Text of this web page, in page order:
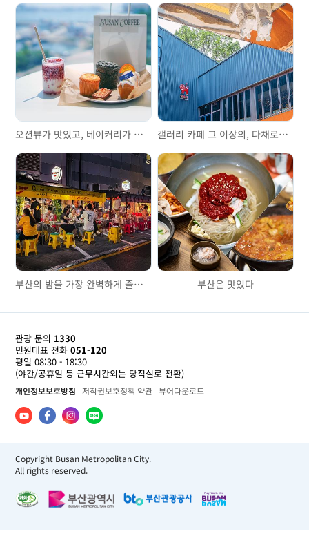
오션뷰가 맛있고, 베이커리가 친절해요. 영도 오션뷰를 품은 대형카페 '카페 385' 갤러리 카페 그 이상의, 다채로운 볼거리로 가득한 ‘카페 도토리 로스터스’
부산의 밤을 가장 완벽하게 즐기는 법! 범일동 포차거리 맛집 투어 부산은 맛있다
관광 문의 1330
민원대표 전화 051-120
평일 08:30 - 18:30
(야간/공휴일 등 근무시간외는 당직실로 전환)
개인정보보호방침 저작권보호정책 약관 뷰어다운로드
Copyright Busan Metropolitan City.
All rights reserved.